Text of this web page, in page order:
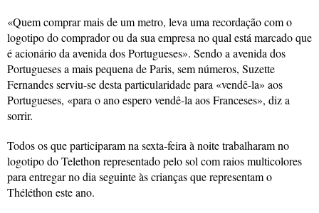
«Quem comprar mais de um metro, leva uma recordação com o
logotipo do comprador ou da sua empresa no qual está marcado que
é acionário da avenida dos Portugueses». Sendo a avenida dos
Portugueses a mais pequena de Paris, sem números, Suzette
Fernandes serviu-se desta particularidade para «vendê-la» aos
Portugueses, «para o ano espero vendê-la aos Franceses», diz a
sorrir.
Todos os que participaram na sexta-feira à noite trabalharam no
logotipo do Telethon representado pelo sol com raios multicolores
para entregar no dia seguinte às crianças que representam o
Théléthon este ano.